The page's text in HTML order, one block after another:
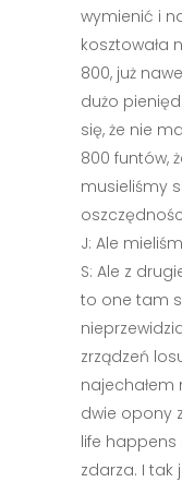
wymienić i
kosztowała
800, już
dużo
się, że nie
800 funtów,
musieliśmy
J: Ale
S: Ale z
to one tam
zrządzeń
najechałem
dwie opony
life
zdarza. I tak